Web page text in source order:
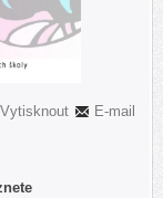
E-mail
Vytisknout